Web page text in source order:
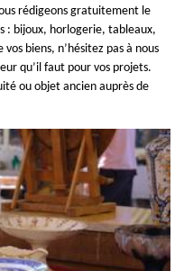
rédigeons gratuitement le
: bijoux, horlogerie, tableaux,
biens, n’hésitez pas à nous
qu’il faut pour vos projets.
ou objet ancien auprès de